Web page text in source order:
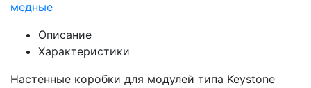
медные
Описание
Характеристики
Настенные коробки для модулей типа Keystone